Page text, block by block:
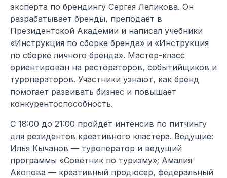
эксперта по брендингу Сергея Леликова. Он
разрабатывает бренды, преподаёт в
Президентской Академии и написал учебники
«Инструкция по сборке бренда» и «Инструкция
по сборке личного бренда». Мастер-класс
ориентирован на рестораторов, событийщиков и
туроператоров. Участники узнают, как бренд
помогает развивать бизнес и повышает
конкурентоспособность.
С 18:00 до 21:00 пройдёт интенсив по питчингу
для резидентов креативного кластера. Ведущие:
Илья Кычанов — туроператор и ведущий
программы «Советник по туризму»; Амалия
Акопова — креативный продюсер, федеральный